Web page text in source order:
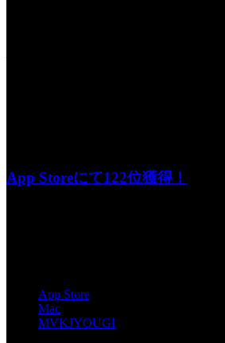
App Storeにて122位獲得！
App Store
Mac
MVKJYOUGI